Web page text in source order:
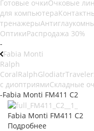
Готовые очкиОчковые
для компьютера
тренажеры
ОптикиРаспродажа 30%
-
Fabia Monti
Ralph
CoralRalphGlodiatrTraveler
с диоптриямиСкладные
-Fabia Monti FM411 C2
Fabia Monti FM411 C2
Подробнее